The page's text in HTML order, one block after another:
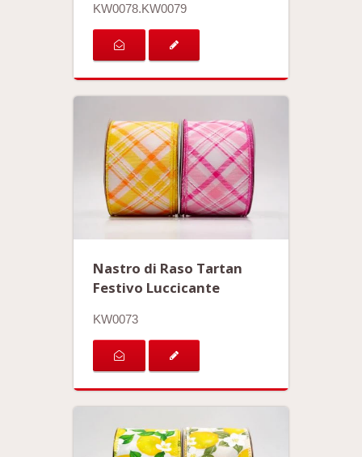
KW0078.KW0079
Nastro di Raso Tartan
Festivo Luccicante
KW0073